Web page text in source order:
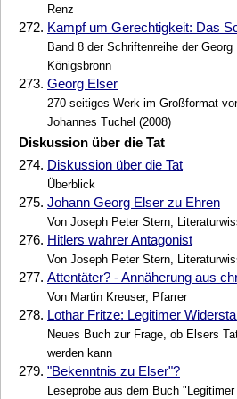
Renz
272. Kampf um Gerechtigkeit: Das
Band 8 der Schriftenreihe der
Königsbronn
273. Georg Elser
270-seitiges Werk im Großformat
Johannes Tuchel (2008)
Diskussion über die Tat
274. Diskussion über die Tat
Überblick
275. Johann Georg Elser zu Ehren
Von Joseph Peter Stern,
276. Hitlers wahrer Antagonist
Von Joseph Peter Stern,
277. Attentäter? - Annäherung aus
Von Martin Kreuser, Pfarrer
278. Lothar Fritze: Legitimer
Neues Buch zur Frage, ob Elsers
werden kann
279. "Bekenntnis zu Elser"?
Leseprobe aus dem Buch